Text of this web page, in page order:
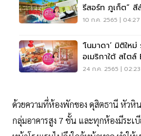
รีสอร์ท ภูเก็ต”
ภูเก็ต
10 ก.ค. 2565 |
'โนมาดา’ มิติใหม่
อเมริกาใต้ สไต
สุดชิคริมหาดหัว
24 ก.ค. 2565 |
ด้วยความที่ห้องพักของ ดุสิตธานี หัวหิ
กลุ่มอาคารสูง 7 ชั้น และทุกห้องมีระเ